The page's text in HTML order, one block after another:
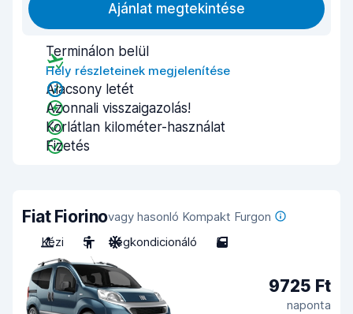
Ajánlat megtekintése
Terminálon belül
Hely részleteinek megjelenítése
Alacsony letét
Azonnali visszaigazolás!
Korlátlan kilométer-használat
Fizetés
Fiat Fiorinovagy hasonló Kompakt Furgon
Kézi
5 Légkondicionáló 5
9725 Ft
naponta